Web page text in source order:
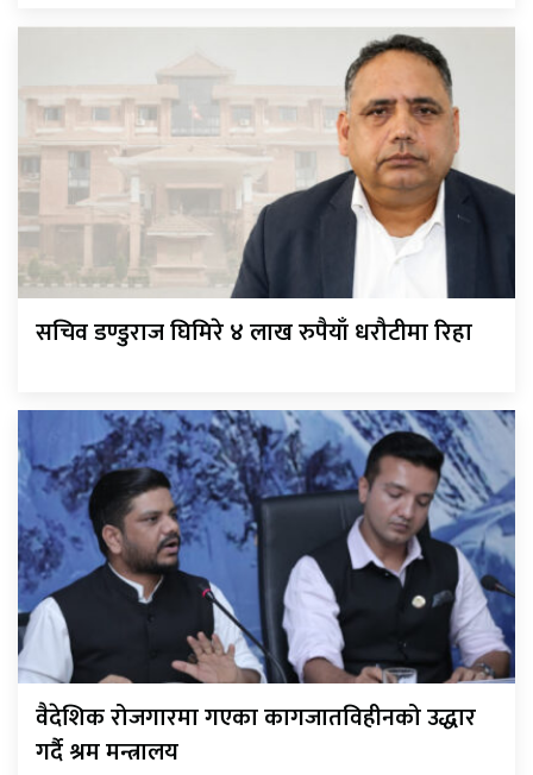
सचिव डण्डुराज घिमिरे ४ लाख रुपैयाँ धरौटीमा रिहा
वैदेशिक रोजगारमा गएका कागजातविहीनको उद्धार
गर्दै श्रम मन्त्रालय